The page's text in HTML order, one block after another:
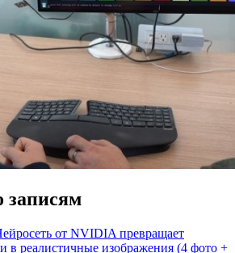
записям
от NVIDIA превращает
в реалистичные изображения (4 фото +